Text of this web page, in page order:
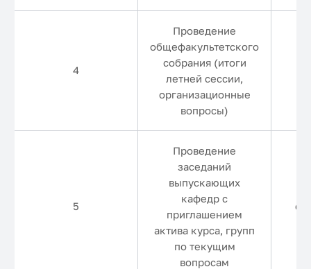
4
Проведение
общефакультетского
собрания (итоги
летней сессии,
организационные
вопросы)
5
Проведение
заседаний
выпускающих
кафедр с
приглашением
актива курса, групп
по текущим
вопросам